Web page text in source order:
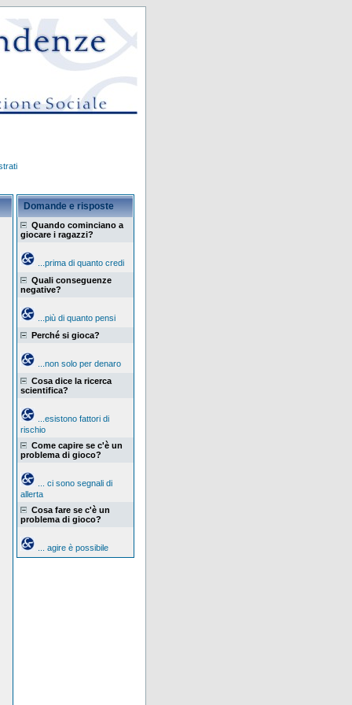
Domande e risposte
Quando cominciano a
giocare i ragazzi?
...prima di quanto credi
Quali conseguenze
negative?
...più di quanto pensi
Perché si gioca?
...non solo per denaro
Cosa dice la ricerca
scientifica?
...esistono fattori di
rischio
Come capire se c'è un
problema di gioco?
... ci sono segnali di
allerta
Cosa fare se c'è un
problema di gioco?
... agire è possibile